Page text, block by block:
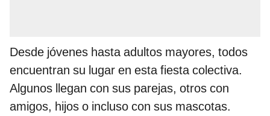
Desde jóvenes hasta adultos mayores, todos
encuentran su lugar en esta fiesta colectiva.
Algunos llegan con sus parejas, otros con
amigos, hijos o incluso con sus mascotas.